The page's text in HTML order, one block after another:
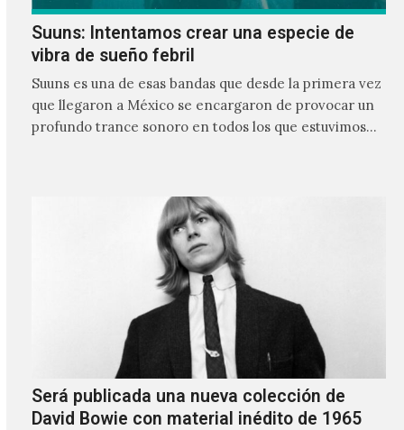
Suuns: Intentamos crear una especie de
vibra de sueño febril
Suuns es una de esas bandas que desde la primera vez
que llegaron a México se encargaron de provocar un
profundo trance sonoro en todos los que estuvimos
Será publicada una nueva colección de
David Bowie con material inédito de 1965